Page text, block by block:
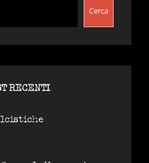
Cerca
RECENTI